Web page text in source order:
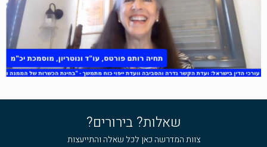
שאלות? בירורים?
צוות המדרשה כאן לכל שאלה והתייעצות